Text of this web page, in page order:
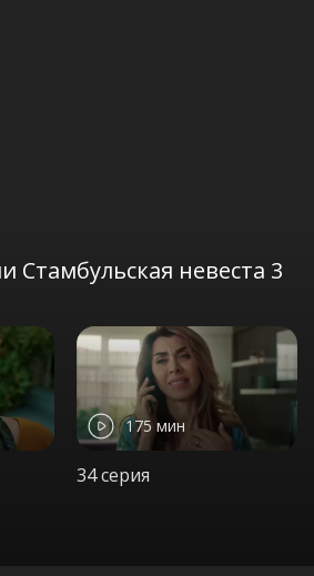
Стамбульская невеста 3
175 мин
34 серия